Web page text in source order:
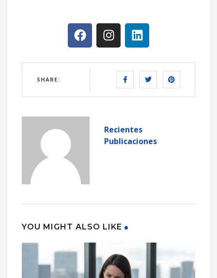
SHARE:
Recientes
Publicaciones
YOU MIGHT ALSO LIKE